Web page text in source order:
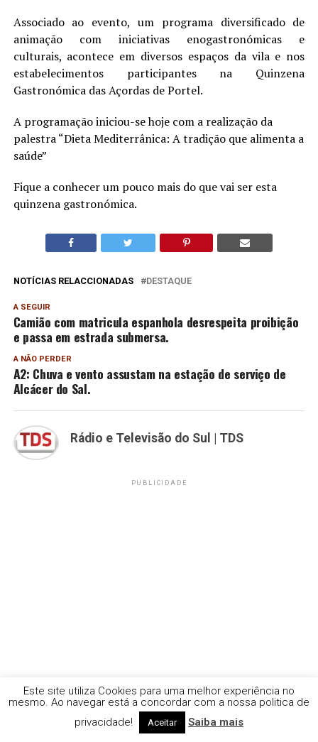
Associado ao evento, um programa diversificado de
animação com iniciativas enogastronómicas e
culturais, acontece em diversos espaços da vila e nos
estabelecimentos participantes na Quinzena
Gastronómica das Açordas de Portel.
A programação iniciou-se hoje com a realização da
palestra “Dieta Mediterrânica: A tradição que alimenta a
saúde”
Fique a conhecer um pouco mais do que vai ser esta
quinzena gastronómica.
NOTÍCIAS RELACCIONADAS DESTAQUE
A SEGUIR
Camião com matricula espanhola desrespeita proibição
e passa em estrada submersa.
A NÃO PERDER
A2: Chuva e vento assustam na estação de serviço de
Alcácer do Sal.
Rádio e Televisão do Sul | TDS
PUBLICIDADE
Este site utiliza Cookies para uma melhor experiência no
mesmo. Ao navegar está a concordar com a nossa politica de
privacidade!
Aceitar Saiba mais